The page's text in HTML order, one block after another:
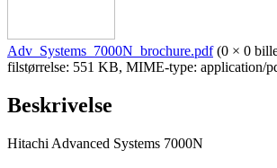
Adv_Systems_7000N_brochure.pdf (0 × 0
filstørrelse: 551 KB, MIME-type: application/
Beskrivelse
Hitachi Advanced Systems 7000N